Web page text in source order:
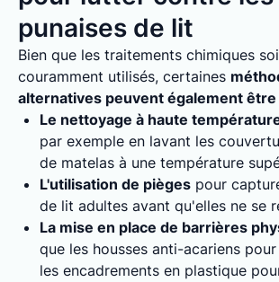
punaises de lit
Bien que les traitements chimiques
couramment utilisés, certaines
alternatives peuvent également
Le nettoyage à haute
par exemple en lavant les
de matelas à une température
L'utilisation de pièges pour
de lit adultes avant qu'elles ne se
La mise en place de barrières
que les housses anti-acariens
les encadrements en plastique